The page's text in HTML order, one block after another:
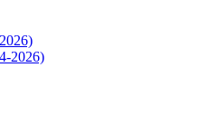
2026)